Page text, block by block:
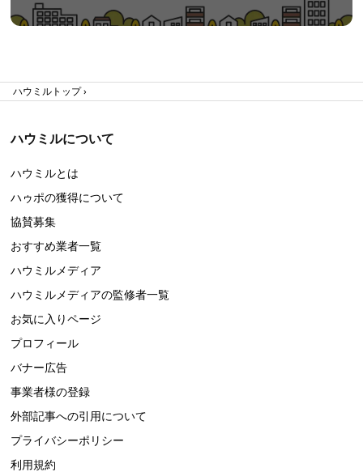
ハウミルトップ
ハウミルについて
ハウミルとは
ハゥポの獲得について
協賛募集
おすすめ業者一覧
ハウミルメディア
ハウミルメディアの監修者一覧
お気に入りページ
プロフィール
バナー広告
事業者様の登録
外部記事への引用について
プライバシーポリシー
利用規約